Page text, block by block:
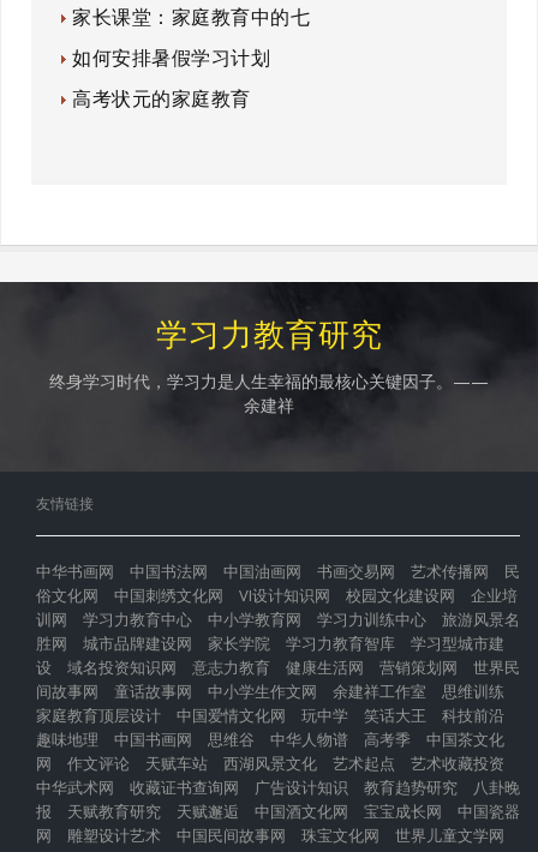
家长课堂：家庭教育中的七
如何安排暑假学习计划
高考状元的家庭教育
学习力教育研究
终身学习时代，学习力是人生幸福的最核心关键因子。——
余建祥
友情链接
中华书画网 中国书法网 中国油画网 书画交易网 艺术传播网
民
俗文化网
中国刺绣文化网 VI设计知识网 校园文化建设网
企业培
训网
学习力教育中心 中小学教育网 学习力训练中心
旅游风景名
胜网
城市品牌建设网 家长学院 学习力教育智库
学习型城市建
设
域名投资知识网 意志力教育 健康生活网 营销策划网
世界民
间故事网
童话故事网 中小学生作文网 余建祥工作室
思维训练
家庭教育顶层设计
中国爱情文化网 玩中学 笑话大王
科技前沿
趣味地理
中国书画网 思维谷 中华人物谱 高考季
中国茶文化
网
作文评论 天赋车站 西湖风景文化 艺术起点
艺术收藏投资
中华武术网
收藏证书查询网 广告设计知识 教育趋势研究
八卦晚
报
天赋教育研究 天赋邂逅 中国酒文化网 宝宝成长网
中国瓷器
网
雕塑设计艺术 中国民间故事网 珠宝文化网
世界儿童文学网